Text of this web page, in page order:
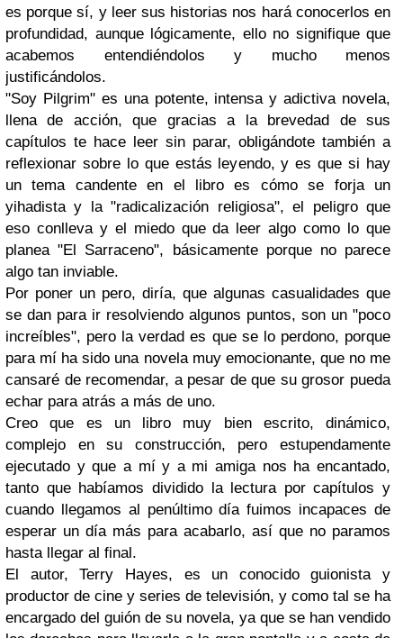
es porque sí, y leer sus historias nos hará conocerlos en
profundidad, aunque lógicamente, ello no signifique que
acabemos entendiéndolos y mucho menos
justificándolos.
"Soy Pilgrim" es una potente, intensa y adictiva novela,
llena de acción, que gracias a la brevedad de sus
capítulos te hace leer sin parar, obligándote también a
reflexionar sobre lo que estás leyendo, y es que si hay
un tema candente en el libro es cómo se forja un
yihadista y la "radicalización religiosa", el peligro que
eso conlleva y el miedo que da leer algo como lo que
planea "El Sarraceno", básicamente porque no parece
algo tan inviable.
Por poner un pero, diría, que algunas casualidades que
se dan para ir resolviendo algunos puntos, son un "poco
increíbles", pero la verdad es que se lo perdono, porque
para mí ha sido una novela muy emocionante, que no me
cansaré de recomendar, a pesar de que su grosor pueda
echar para atrás a más de uno.
Creo que es un libro muy bien escrito, dinámico,
complejo en su construcción, pero estupendamente
ejecutado y que a mí y a mi amiga nos ha encantado,
tanto que habíamos dividido la lectura por capítulos y
cuando llegamos al penúltimo día fuimos incapaces de
esperar un día más para acabarlo, así que no paramos
hasta llegar al final.
El autor, Terry Hayes, es un conocido guionista y
productor de cine y series de televisión, y como tal se ha
encargado del guión de su novela, ya que se han vendido